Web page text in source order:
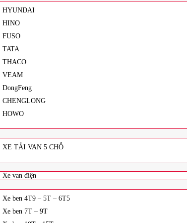
HYUNDAI
HINO
FUSO
TATA
THACO
VEAM
DongFeng
CHENGLONG
HOWO
XE TẢI VAN 5 CHỖ
Xe van điện
Xe ben 4T9 – 5T – 6T5
Xe ben 7T – 9T